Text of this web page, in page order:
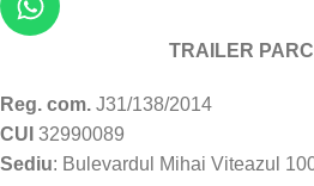
TRAILER
Reg. com. J31/138/2014
CUI 32990089
Sediu: Bulevardul Mihai Viteazul